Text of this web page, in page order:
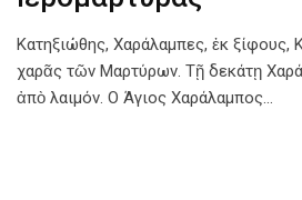
Κατηξιώθης, Χαράλαμπες, ἐκ ξίφους,
χαρᾶς τῶν Μαρτύρων. Τῇ δεκάτῃ
ἀπὸ λαιμόν. Ο Άγιος Χαράλαμπος…